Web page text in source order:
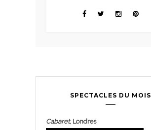
SPECTACLES DU MOIS
Cabaret, Londres